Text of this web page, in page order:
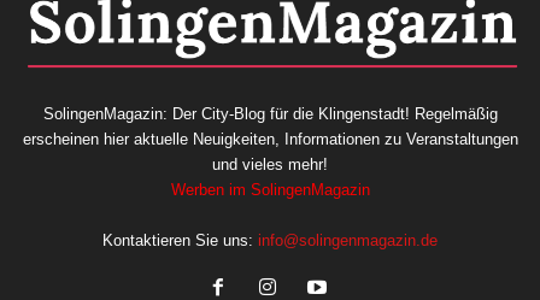
SolingenMagazin: Der City-Blog für die Klingenstadt! Regelmäßig
erscheinen hier aktuelle Neuigkeiten, Informationen zu Veranstaltungen
und vieles mehr!
Werben im SolingenMagazin
Kontaktieren Sie uns: info@solingenmagazin.de